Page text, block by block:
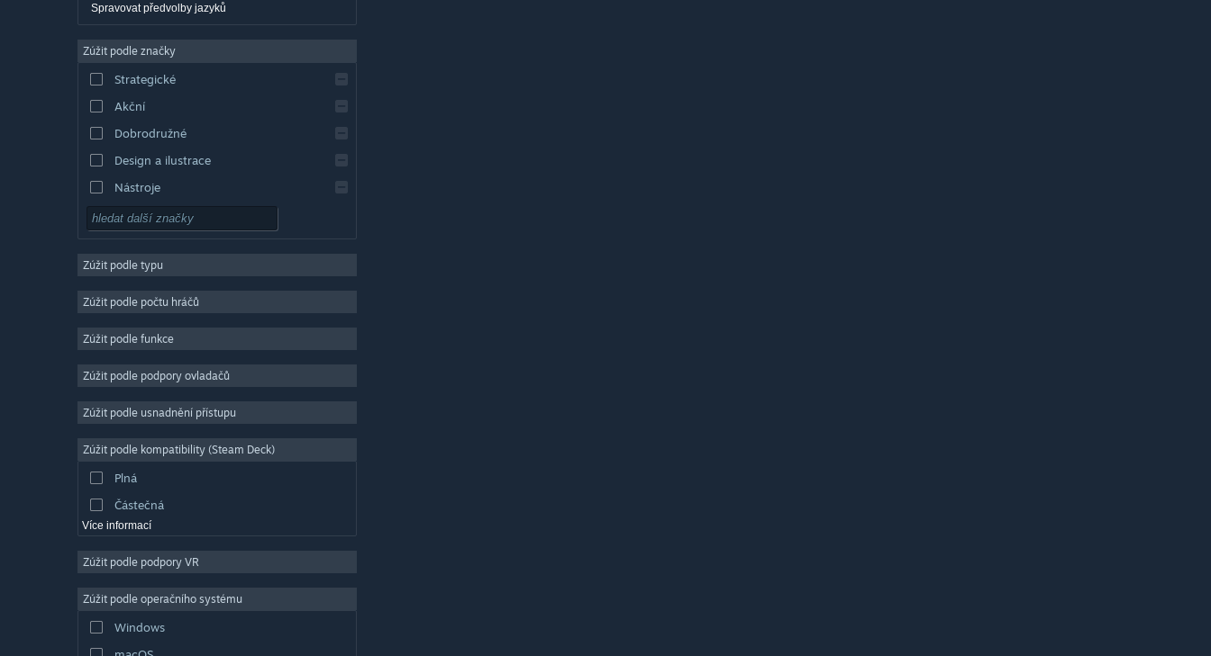
Spravovat předvolby jazyků
Zúžit podle značky
Strategické
Akční
Dobrodružné
Design a ilustrace
Nástroje
Free to play
Masivně multiplayerové
Nezávislé
Simulátory
Tvorba videí
Úprava fotografií
Zúžit podle typu
Zúžit podle počtu hráčů
Zúžit podle funkce
Zúžit podle podpory ovladačů
Zúžit podle usnadnění přístupu
Zúžit podle kompatibility (Steam Deck)
Plná
Částečná
Více informací
Zúžit podle podpory VR
Zúžit podle operačního systému
Windows